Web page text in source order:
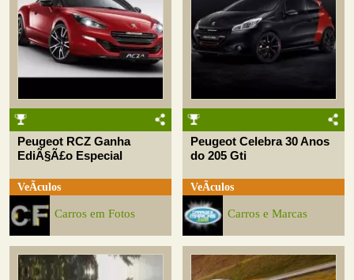
Peugeot RCZ Ganha
EdiÃ§Ã£o Especial
VeÃ­culos
Carros em Fotos
Peugeot Celebra 30 Anos
do 205 Gti
VeÃ­culos
Carros e Marcas